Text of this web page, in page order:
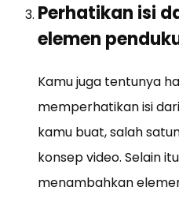
Perhatikan isi
elemen
Kamu juga tentunya
memperhatikan isi
kamu buat, salah
konsep video. Selain
menambahkan